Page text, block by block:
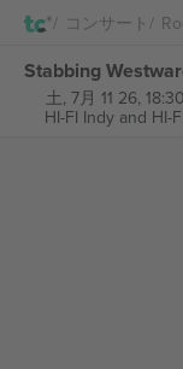
コンサート
Stabbing
土, 7月 11 26,
HI-FI Indy and HI-